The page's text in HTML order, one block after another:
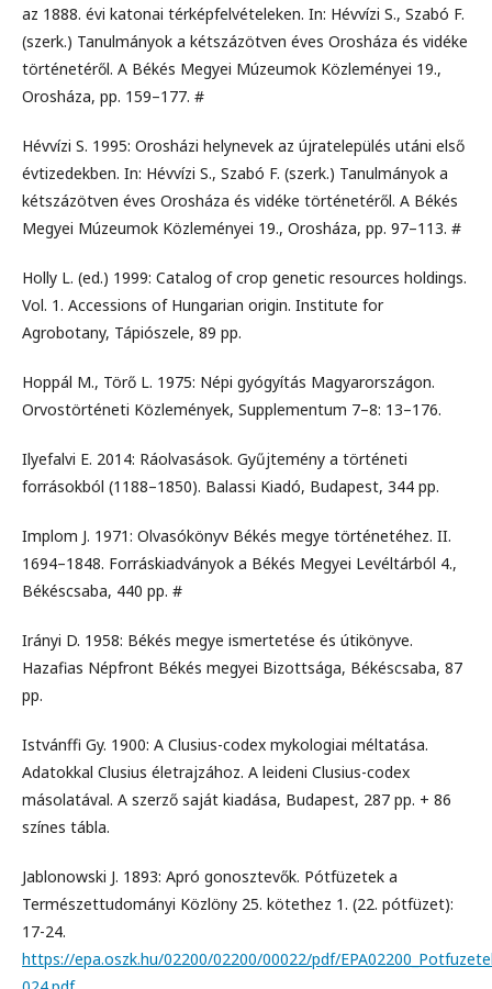
az 1888. évi katonai térképfelvételeken. In: Hévvízi S., Szabó F.
(szerk.) Tanulmányok a kétszázötven éves Orosháza és vidéke
történetéről. A Békés Megyei Múzeumok Közleményei 19.,
Orosháza, pp. 159–177. #
Hévvízi S. 1995: Orosházi helynevek az újratelepülés utáni első
évtizedekben. In: Hévvízi S., Szabó F. (szerk.) Tanulmányok a
kétszázötven éves Orosháza és vidéke történetéről. A Békés
Megyei Múzeumok Közleményei 19., Orosháza, pp. 97–113. #
Holly L. (ed.) 1999: Catalog of crop genetic resources holdings.
Vol. 1. Accessions of Hungarian origin. Institute for
Agrobotany, Tápiószele, 89 pp.
Hoppál M., Törő L. 1975: Népi gyógyítás Magyarországon.
Orvostörténeti Közlemények, Supplementum 7–8: 13–176.
Ilyefalvi E. 2014: Ráolvasások. Gyűjtemény a történeti
forrásokból (1188–1850). Balassi Kiadó, Budapest, 344 pp.
Implom J. 1971: Olvasókönyv Békés megye történetéhez. II.
1694–1848. Forráskiadványok a Békés Megyei Levéltárból 4.,
Békéscsaba, 440 pp. #
Irányi D. 1958: Békés megye ismertetése és útikönyve.
Hazafias Népfront Békés megyei Bizottsága, Békéscsaba, 87
pp.
Istvánffi Gy. 1900: A Clusius-codex mykologiai méltatása.
Adatokkal Clusius életrajzához. A leideni Clusius-codex
másolatával. A szerző saját kiadása, Budapest, 287 pp. + 86
színes tábla.
Jablonowski J. 1893: Apró gonosztevők. Pótfüzetek a
Természettudományi Közlöny 25. kötethez 1. (22. pótfüzet):
17-24.
https://epa.oszk.hu/02200/02200/00022/pdf/